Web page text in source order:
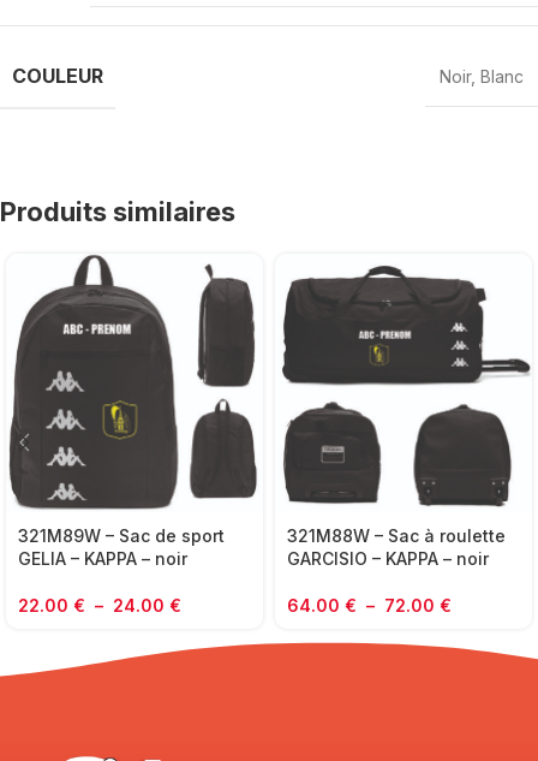
COULEUR Noir, Blanc
Produits similaires
321M89W – Sac de sport
GELIA – KAPPA – noir
22.00 € – 24.00 €
321M88W – Sac à roulette
GARCISIO – KAPPA – noir
64.00 € – 72.00 €